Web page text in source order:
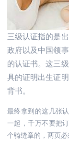
三级认证指的是
政府以及中国领
的认证书。这三
具的证明出生证
背书。
最终拿到的这几张
一起，千万不要把
个骑缝章的，两页必